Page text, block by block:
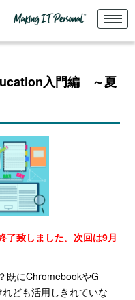
入門編 ～夏
了致しました。次回は9月
既にChromebookやG
ども活用しきれていな